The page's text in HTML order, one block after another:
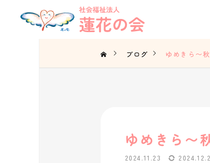
ブログ ゆめきら〜
ゆめきら〜
2024.11.23